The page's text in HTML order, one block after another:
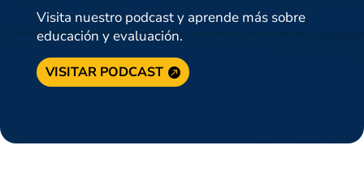
Visita nuestro podcast y aprende más sobre
educación y evaluación.
VISITAR PODCAST